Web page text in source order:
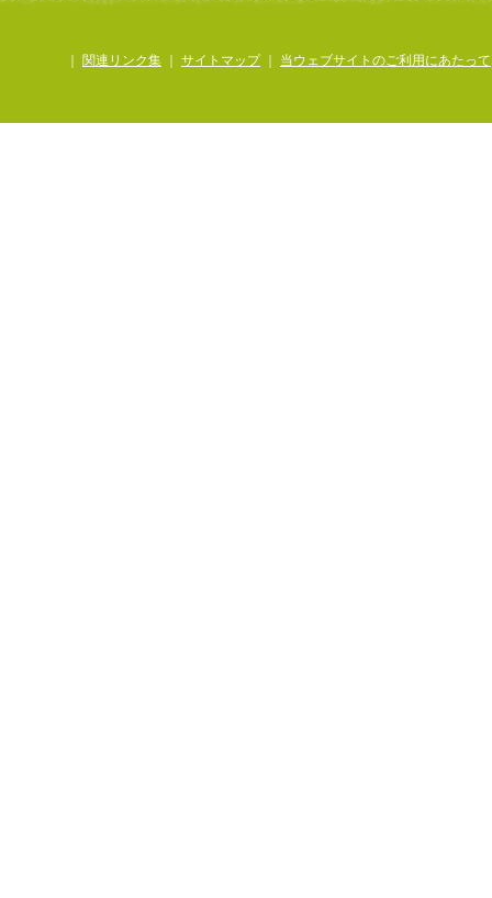
関連リンク集 サイトマップ｜ 当ウェブサイトのご利用にあたって